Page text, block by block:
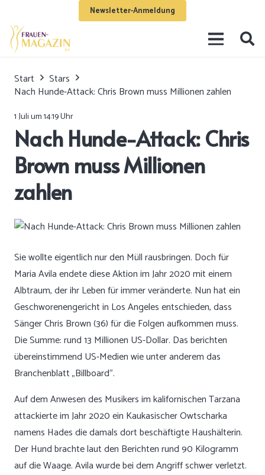
Newsletter-Anmeldung
Start
Stars
Nach Hunde-Attack: Chris Brown muss Millionen zahlen
1 Juli um 14:19 Uhr
Nach Hunde-Attack: Chris
Brown muss Millionen
zahlen
Sie wollte eigentlich nur den Müll rausbringen. Doch für
Maria Avila endete diese Aktion im Jahr 2020 mit einem
Albtraum, der ihr Leben für immer veränderte. Nun hat ein
Geschworenengericht in Los Angeles entschieden, dass
Sänger Chris Brown (36) für die Folgen aufkommen muss.
Die Summe: rund 13 Millionen US-Dollar. Das berichten
übereinstimmend US-Medien wie unter anderem das
Branchenblatt „Billboard“.
Auf dem Anwesen des Musikers im kalifornischen Tarzana
attackierte im Jahr 2020 ein Kaukasischer Owtscharka
namens Hades die damals dort beschäftigte Haushälterin.
Der Hund brachte laut den Berichten rund 90 Kilogramm
auf die Waage. Avila wurde bei dem Angriff schwer verletzt.